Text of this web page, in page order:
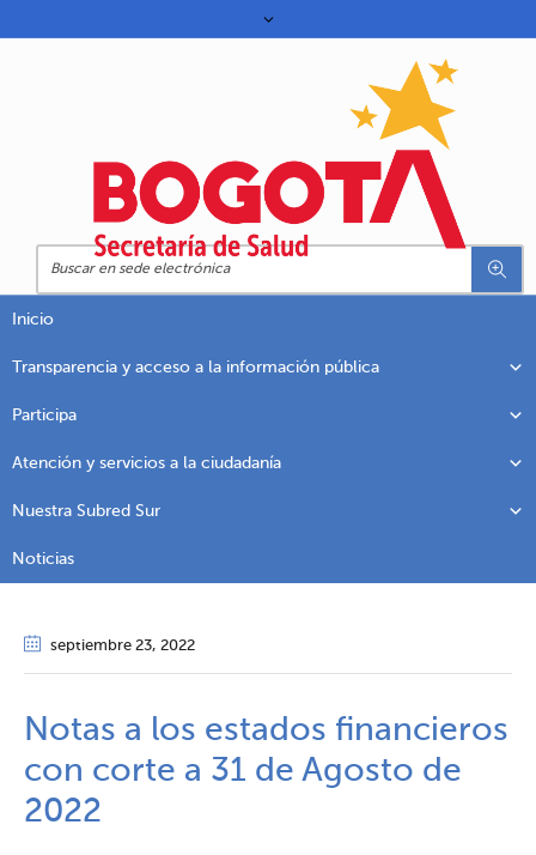
Inicio
Transparencia y acceso a la información pública
Participa
Atención y servicios a la ciudadanía
Nuestra Subred Sur
Noticias
septiembre 23, 2022
Notas a los estados financieros
con corte a 31 de Agosto de
2022